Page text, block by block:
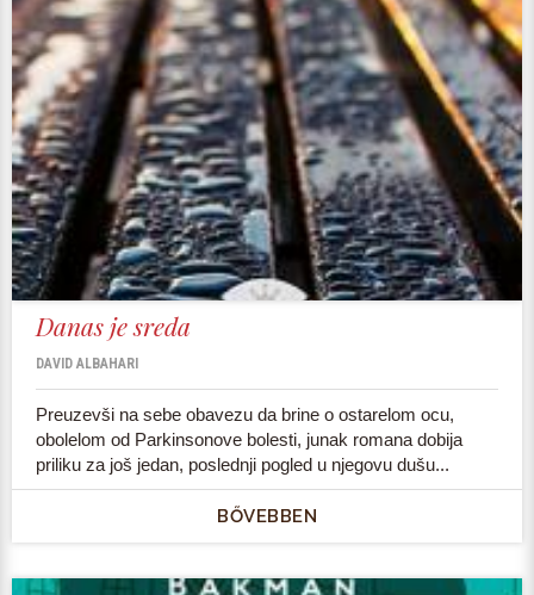
Danas je sreda
DAVID ALBAHARI
Preuzevši na sebe obavezu da brine o ostarelom ocu,
obolelom od Parkinsonove bolesti, junak romana dobija
priliku za još jedan, poslednji pogled u njegovu dušu...
BŐVEBBEN